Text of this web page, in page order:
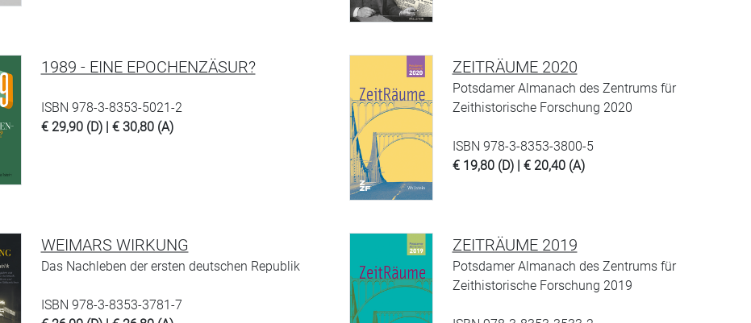
1989 - EINE EPOCHENZÄSUR?
ISBN 978-3-8353-5021-2
€ 29,90 (D) | € 30,80 (A)
ZEITRÄUME 2020
Potsdamer Almanach des Zentrums für
Zeithistorische Forschung 2020
ISBN 978-3-8353-3800-5
€ 19,80 (D) | € 20,40 (A)
WEIMARS WIRKUNG
Das Nachleben der ersten deutschen Republik
ISBN 978-3-8353-3781-7
ZEITRÄUME 2019
Potsdamer Almanach des Zentrums für
Zeithistorische Forschung 2019